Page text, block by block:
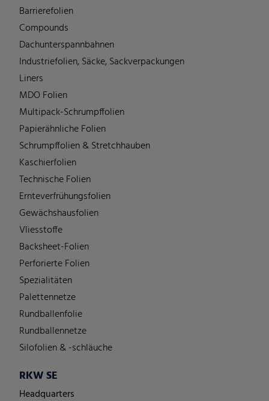
Barrierefolien
Compounds
Dachunterspannbahnen
Industriefolien, Säcke, Sackverpackungen
Liners
MDO Folien
Multipack-Schrumpffolien
Papierähnliche Folien
Schrumpffolien & Stretchhauben
Kaschierfolien
Technische Folien
Ernteverfrühungsfolien
Gewächshausfolien
Vliesstoffe
Backsheet-Folien
Perforierte Folien
Spezialitäten
Palettennetze
Rundballenfolie
Rundballennetze
Silofolien & -schläuche
RKW SE
Headquarters